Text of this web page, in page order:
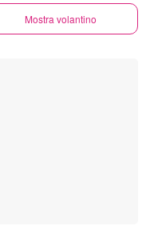
Mostra volantino